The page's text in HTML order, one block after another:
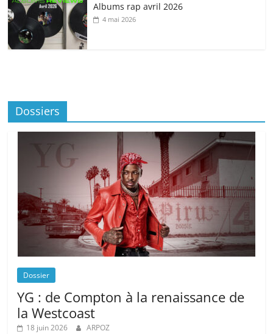
Albums rap avril 2026
4 mai 2026
Dossiers
Dossier
YG : de Compton à la renaissance de
la Westcoast
18 juin 2026 ARPOZ